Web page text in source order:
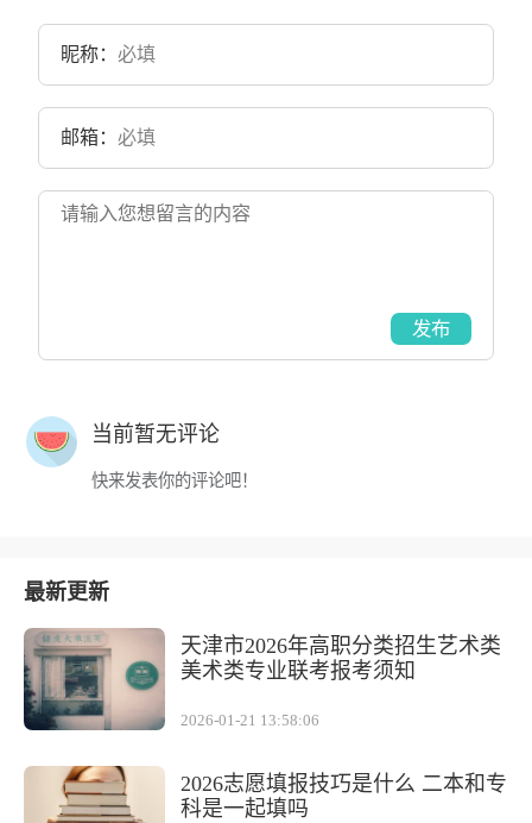
昵称：
邮箱：
发布
当前暂无评论
快来发表你的评论吧！
最新更新
天津市2026年高职分类招生艺术类
美术类专业联考报考须知
2026-01-21 13:58:06
2026志愿填报技巧是什么 二本和专
科是一起填吗